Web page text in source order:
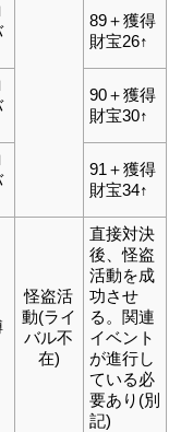
89＋獲得
財宝26↑
90＋獲得
財宝30↑
91＋獲得
財宝34↑
怪盗活
動(ライ
バル不
在)
直接対決
後、怪盗
活動を成
功させ
る。関連
イベント
が進行し
ている必
要あり(別
記)